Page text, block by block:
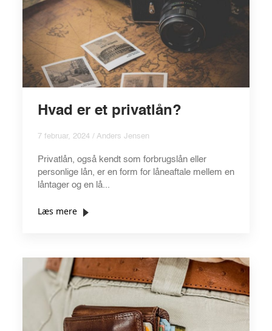
Hvad er et privatlån?
7 februar, 2024 / Anders Jensen
Privatlån, også kendt som forbrugslån eller
personlige lån, er en form for låneaftale mellem en
låntager og en lå...
Læs mere